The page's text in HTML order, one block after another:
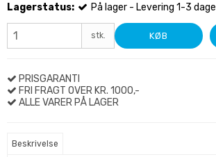
Lagerstatus: På lager - Levering 1-3 dage
stk. KØB
PRISGARANTI
FRI FRAGT OVER KR. 1000,-
ALLE VARER PÅ LAGER
Beskrivelse